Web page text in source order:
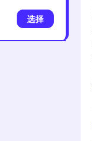
选择